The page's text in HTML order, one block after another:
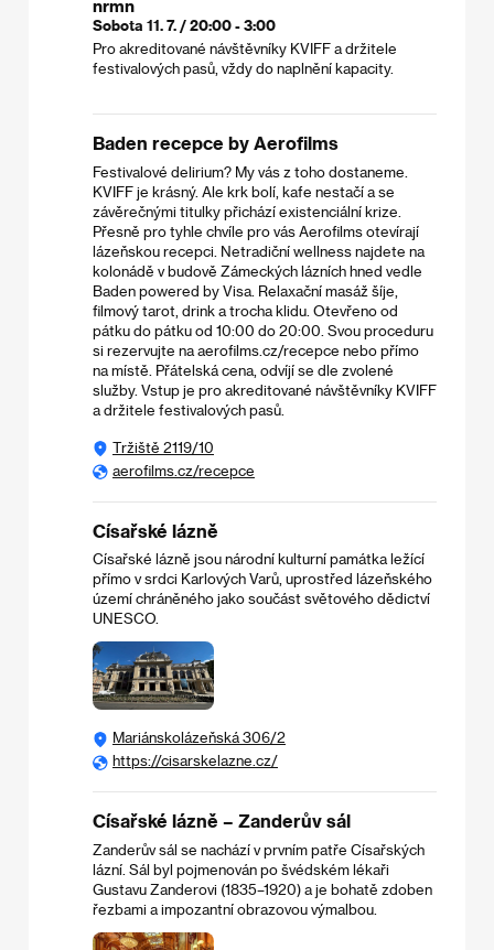
nrmn
Sobota 11. 7. / 20:00 - 3:00
Pro akreditované návštěvníky KVIFF a držitele
festivalových pasů, vždy do naplnění kapacity.
Baden recepce by Aerofilms
Festivalové delirium? My vás z toho dostaneme.
KVIFF je krásný. Ale krk bolí, kafe nestačí a se
závěrečnými titulky přichází existenciální krize.
Přesně pro tyhle chvíle pro vás Aerofilms otevírají
lázeňskou recepci. Netradiční wellness najdete na
kolonádě v budově Zámeckých lázních hned vedle
Baden powered by Visa. Relaxační masáž šíje,
filmový tarot, drink a trocha klidu. Otevřeno od
pátku do pátku od 10:00 do 20:00. Svou proceduru
si rezervujte na aerofilms.cz/recepce nebo přímo
na místě. Přátelská cena, odvíjí se dle zvolené
služby. Vstup je pro akreditované návštěvníky KVIFF
a držitele festivalových pasů.
Tržiště 2119/10
aerofilms.cz/recepce
Císařské lázně
Císařské lázně jsou národní kulturní památka ležící
přímo v srdci Karlových Varů, uprostřed lázeňského
území chráněného jako součást světového dědictví
UNESCO​.
Mariánskolázeňská 306/2
https://cisarskelazne.cz/
Císařské lázně – Zanderův sál
Zanderův sál se nachází v prvním patře Císařských
lázní. Sál byl pojmenován po švédském lékaři
Gustavu Zanderovi (1835–1920) a je bohatě zdoben
řezbami a impozantní obrazovou výmalbou.​